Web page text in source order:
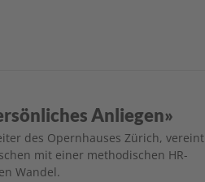
Anliegen»
des Opernhauses Zürich, vereint
mit einer methodischen HR-
Wandel.